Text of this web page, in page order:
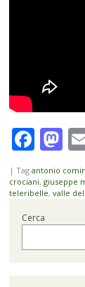
| Tag antonio
crociani, giuseppe
teleribelle, valle
Cerca